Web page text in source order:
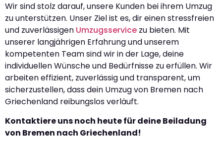
Wir sind stolz darauf, unsere Kunden bei ihrem Umzug
zu unterstützen. Unser Ziel ist es, dir einen stressfreien
und zuverlässigen Umzugsservice zu bieten. Mit
unserer langjährigen Erfahrung und unserem
kompetenten Team sind wir in der Lage, deine
individuellen Wünsche und Bedürfnisse zu erfüllen. Wir
arbeiten effizient, zuverlässig und transparent, um
sicherzustellen, dass dein Umzug von Bremen nach
Griechenland reibungslos verläuft.
Kontaktiere uns noch heute für deine Beiladung
von Bremen nach Griechenland!